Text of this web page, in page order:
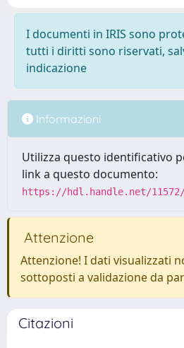
I documenti in IRIS sono
tutti i diritti sono riservati,
indicazione
Informazioni
Utilizza questo identificativo
link a questo documento:
https://hdl.handle.net/11572/
Attenzione
Attenzione! I dati visualizzati
sottoposti a validazione da
Citazioni